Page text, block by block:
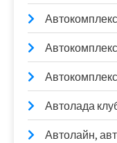
Автолада
Автолайн,